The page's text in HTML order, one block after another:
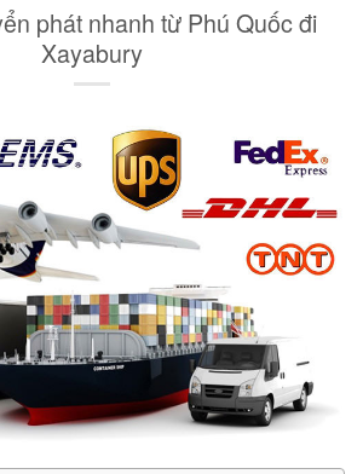
phát nhanh từ Phú Quốc đi
Xayabury